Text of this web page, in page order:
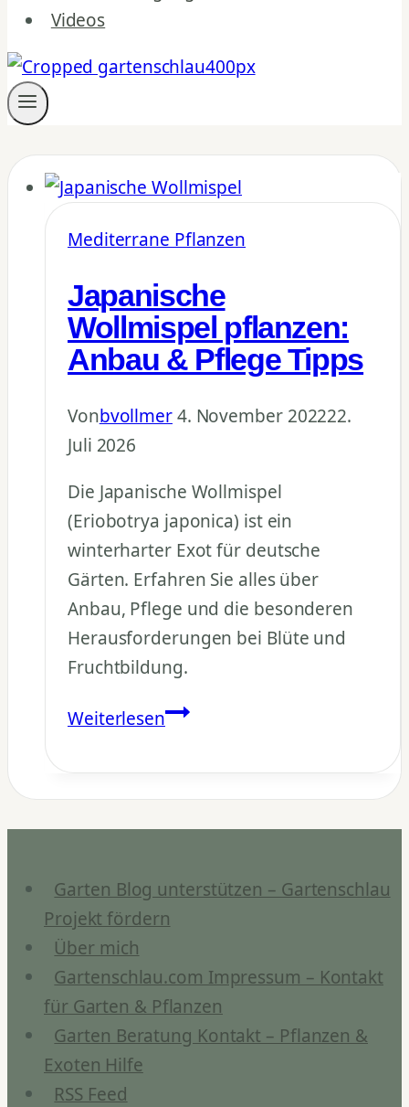
Videos
Mediterrane Pflanzen
Japanische
Wollmispel pflanzen:
Anbau & Pflege Tipps
Vonbvollmer4. November 202222.
Juli 2026
Die Japanische Wollmispel
(Eriobotrya japonica) ist ein
winterharter Exot für deutsche
Gärten. Erfahren Sie alles über
Anbau, Pflege und die besonderen
Herausforderungen bei Blüte und
Fruchtbildung.
WeiterlesenJapanische
pflanzen:
Anbau
&
Tipps
Garten Blog unterstützen – Gartenschlau
Projekt fördern
Über mich
Gartenschlau.com Impressum – Kontakt
für Garten & Pflanzen
Garten Beratung Kontakt – Pflanzen &
Exoten Hilfe
RSS Feed